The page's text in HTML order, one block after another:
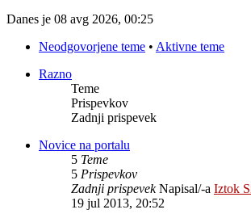
Danes je 08 avg 2026, 00:25
Neodgovorjene teme • Aktivne teme
Razno
Teme
Prispevkov
Zadnji prispevek
Novice na portalu
5 Teme
5 Prispevkov
Zadnji prispevekNapisal/-a Iztok
19 jul 2013, 20:52